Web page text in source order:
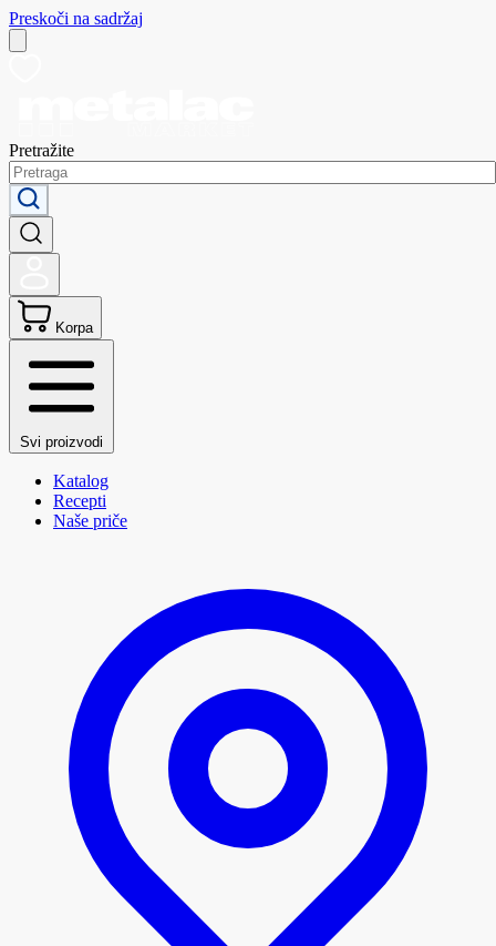
Preskoči na sadržaj
Pretražite
Korpa
Svi proizvodi
Katalog
Recepti
Naše priče